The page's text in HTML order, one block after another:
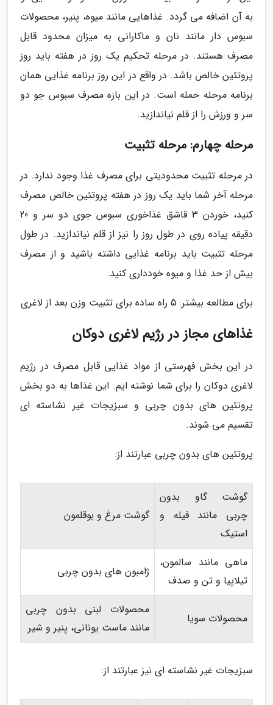
به آن اضافه می گردد. غذاهایی مانند میوه، پنیر، محصولات
سبوس دار مانند نان و ماکارانی به میزان محدود قابل
مصرف هستند. در مرحله تحکیم یک روز در هفته باید روز
پروتئین خالص باشد. در واقع در این روز برنامه غذایی همان
برنامه مرحله حمله است. در این بازه مصرف سبوس جو دو
سر و ورزش را از قلم نیاندازید.
مرحله چهارم: مرحله تثبیت
در مرحله تثبیت محدودیتی برای مصرف غذا وجود ندارد. در
مرحله آخر شما باید یک روز در هفته پروتئین خالص مصرف
کنید، خوردن 3 قاشق غذاخوری سبوس جوی دو سر و 20
دقیقه پیاده روی در طول روز را نیز از قلم نیاندازید. در طول
مرحله تثبیت باید برنامه غذایی داشته باشید و از مصرف
بیش از حد غذا و میوه خودداری کنید.
برای مطالعه بیشتر: 5 راه ساده برای تثبیت وزن بعد از لاغری
غذاهای مجاز در رژیم لاغری دوکان
در این بخش فهرستی از مواد غذایی قابل مصرف در رژیم
لاغری دوکان را برای شما نوشته ایم. این غذاها به دو بخش
پروتئین های بدون چربی و سبزیجات غیر نشاسته ای
تقسیم می شوند.
پروتئین های بدون چربی عبارتند از:
گوشت گاو بدون
چربی مانند فیله و
استیک
گوشت مرغ و بوقلمون
ماهی مانند سالمون،
تیلاپیا و تن و صدف
ژامبون های بدون چربی
محصولات سویا
محصولات لبنی بدون چربی
مانند ماست یونانی، پنیر و شیر
سبزیجات غیر نشاسته ای نیز عبارتند از: